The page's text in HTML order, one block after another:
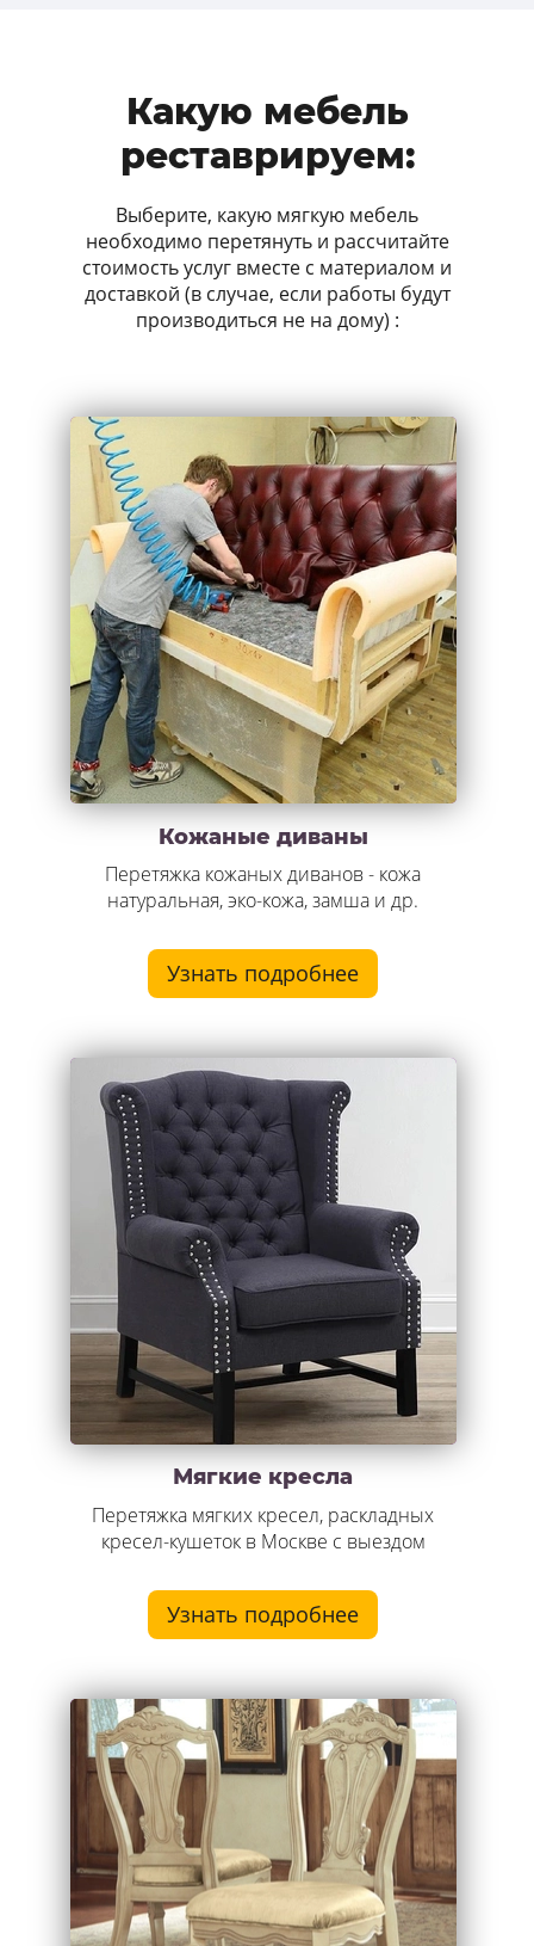
Какую мебель
реставрируем:
Выберите, какую мягкую мебель
необходимо перетянуть и рассчитайте
стоимость услуг вместе с материалом и
доставкой (в случае, если работы будут
производиться не на дому) :
Кожаные диваны
Перетяжка кожаных диванов - кожа
натуральная, эко-кожа, замша и др.
Узнать подробнее
Мягкие кресла
Перетяжка мягких кресел, раскладных
кресел-кушеток в Москве с выездом
Узнать подробнее